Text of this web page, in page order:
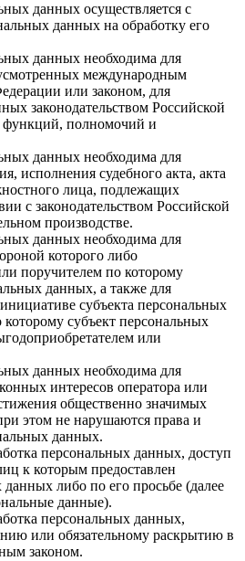
данных осуществляется с
данных на обработку его
данных необходима для
международным
или законом, для
законодательством Российской
функций, полномочий и
данных необходима для
исполнения судебного акта, акта
лица, подлежащих
с законодательством Российской
производстве.
данных необходима для
которого либо
поручителем по которому
данных, а также для
субъекта персональных
субъект персональных
или
данных необходима для
интересов оператора или
общественно значимых
этом не нарушаются права и
данных.
персональных данных, доступ
к которым предоставлен
либо по его просьбе (далее
данные).
персональных данных,
или обязательному раскрытию в
законом.